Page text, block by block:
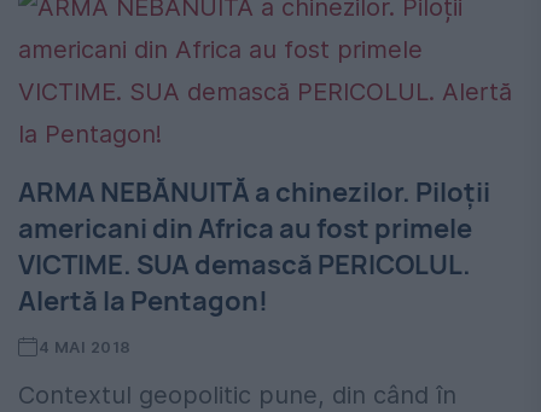
ARMA NEBĂNUITĂ a chinezilor. Piloții
americani din Africa au fost primele
VICTIME. SUA demască PERICOLUL.
Alertă la Pentagon!
4 MAI 2018
Contextul geopolitic pune, din când în